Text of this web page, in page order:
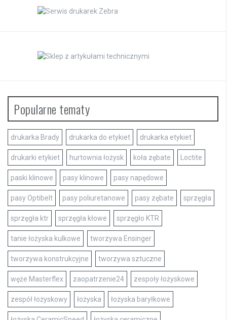
Popularne tematy
drukarka Brady drukarka do etykiet drukarka etykiet
drukarki etykiet hurtownia łożysk koła zębate Loctite
paski klinowe pasy klinowe pasy napędowe
pasy Optibelt pasy poliuretanowe pasy zębate sprzęgła
sprzęgła ktr sprzęgła kłowe sprzęgło KTR
tanie łożyska kulkowe tworzywa Ensinger
tworzywa konstrukcyjne tworzywa sztuczne
węże Masterflex zaopatrzenie24 zespoły łożyskowe
zespół łożyskowy łożyska łożyska baryłkowe